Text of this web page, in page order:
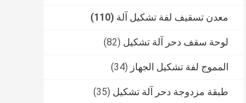
معدن تسقيف لفة تشكيل آلة (110)
لوحة سقف دحر آلة تشكيل (82)
المموج لفة تشكيل الجهاز (34)
طبقة مزدوجة دحر آلة تشكيل (35)